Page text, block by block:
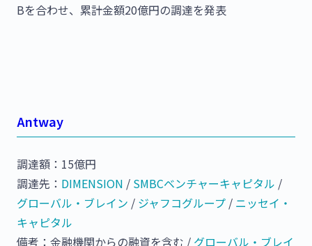
Bを合わせ、累計金額20億円の調達を発表
Antway
調達額：15億円
調達先： DIMENSION / SMBCベンチャーキャピタル /
グローバル・ブレイン / ジャフコグループ / ニッセイ・
キャピタル
備考：金融機関からの融資を含む / グローバル・ブレイ